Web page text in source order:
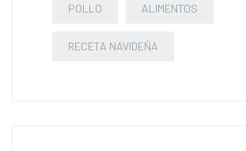
POLLO ALIMENTOS
RECETA NAVIDEÑA